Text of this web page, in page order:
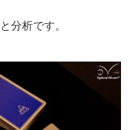
分析です。